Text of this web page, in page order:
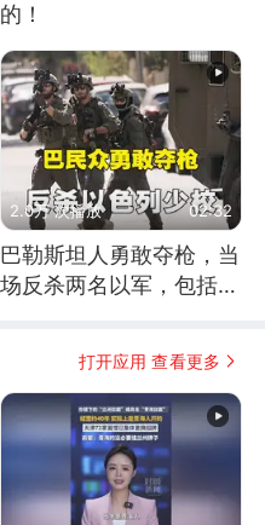
的！
2.0万 次播放 02:32
巴勒斯坦人勇敢夺枪，当
场反杀两名以军，包括一
打开应用 查看更多